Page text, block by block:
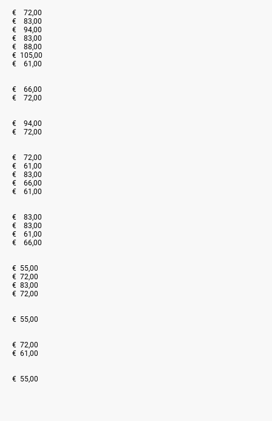
€ 72,00
€ 83,00
€ 94,00
€ 83,00
€ 88,00
€ 105,00
€ 61,00
€ 66,00
€ 72,00
€ 94,00
€ 72,00
€ 72,00
€ 61,00
€ 83,00
€ 66,00
€ 61,00
€ 83,00
€ 83,00
€ 61,00
€ 66,00
€ 55,00
€ 72,00
€ 83,00
€ 72,00
€ 55,00
€ 72,00
€ 61,00
€ 55,00